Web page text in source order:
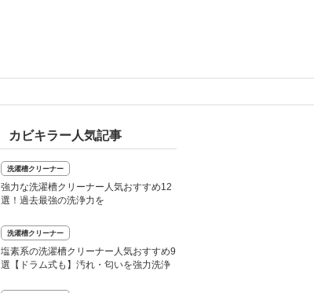
カビキラー人気記事
洗濯槽クリーナー
強力な洗濯槽クリーナー人気おすすめ12
選！過去最強の洗浄力を
洗濯槽クリーナー
塩素系の洗濯槽クリーナー人気おすすめ9
選【ドラム式も】汚れ・匂いを強力洗浄